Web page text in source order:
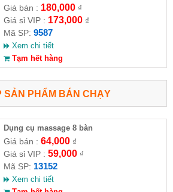
Giá bán : 180,000₫
Giá sỉ VIP : 173,000₫
Mã SP: 9587
Xem chi tiết
Tạm hết hàng
SẢN PHẨM BÁN CHẠY
Dụng cụ massage 8 bàn
Giá bán : 64,000₫
Giá sỉ VIP : 59,000₫
Mã SP: 13152
Xem chi tiết